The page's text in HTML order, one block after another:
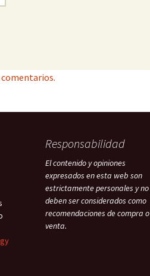
comentarios.
Responsabilidad
El contenido y opiniones
expresados en esta web son
estrictamente personales y no
deben ser considerados como
recomendaciones de compra o
venta.